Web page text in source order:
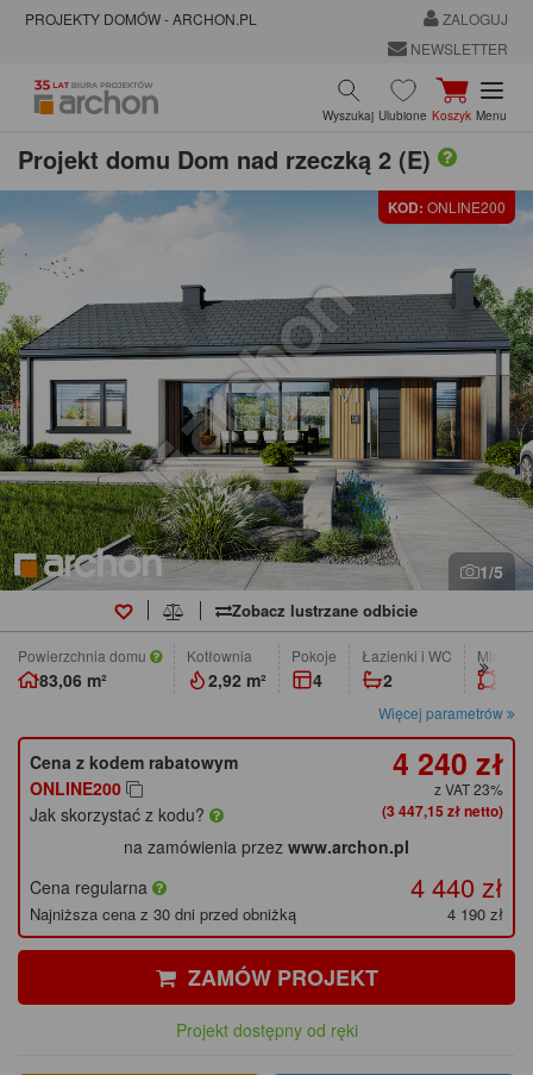
PROJEKTY DOMÓW - ARCHON.PL
ZALOGUJ
NEWSLETTER
Wyszukaj Ulubione Koszyk Menu
Projekt domu Dom nad rzeczką 2 (E)
KOD: ONLINE200
1/5
Zobacz lustrzane odbicie
Powierzchnia domu
83,06 m²
Kotłownia
2,92 m²
pokoje
4
łazienki i WC
2
Min.
Więcej parametrów
Cena z kodem rabatowym
ONLINE200
Jak skorzystać z kodu?
4 240 zł
z VAT 23%
(3 447,15 zł netto)
na zamówienia przez www.archon.pl
Cena regularna
4 440 zł
Najniższa cena z 30 dni przed obniżką 4 190 zł
ZAMÓW PROJEKT
Projekt dostępny od ręki